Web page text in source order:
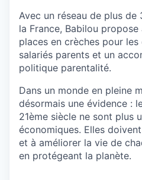
Avec un réseau de plus
la France, Babilou
places en crèches pour
salariés parents et un
politique parentalité.
Dans un monde en pleine
désormais une évidence :
21ème siècle ne sont plus
économiques. Elles
et à améliorer la vie de
en protégeant la planète.